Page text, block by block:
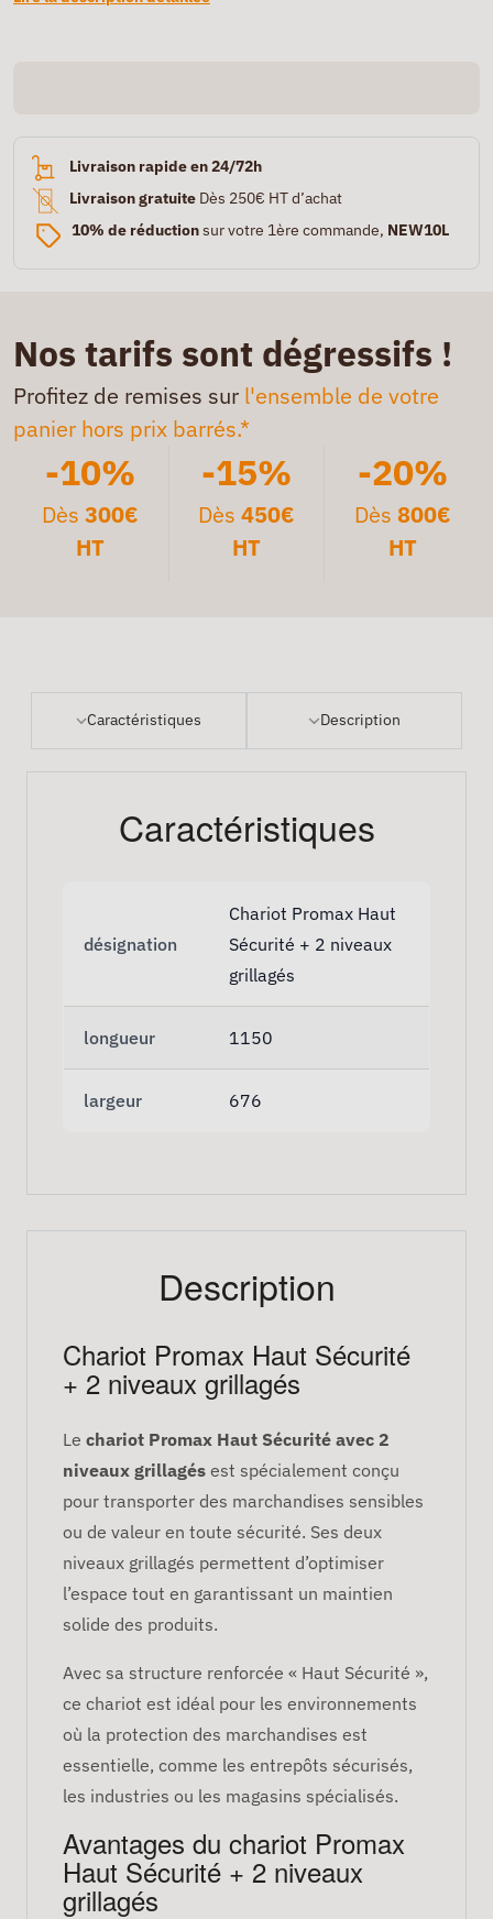
Livraison rapide en 24/72h
Livraison gratuite Dès 250€ HT d’achat
10% de réductionsur votre 1ère commande, NEW10L
Nos tarifs sont dégressifs !
Profitez de remises sur l'ensemble de votre
panier hors prix barrés.*
-10%
Dès300€
HT
-15%
Dès 450€
HT
-20%
Dès 800€
HT
Caractéristiques Description
Caractéristiques
désignation
Chariot Promax Haut
Sécurité + 2 niveaux
grillagés
longueur 1150
largeur 676
Description
Chariot Promax Haut Sécurité
+ 2 niveaux grillagés
Le chariot Promax Haut Sécurité avec 2
niveaux grillagés est spécialement conçu
pour transporter des marchandises sensibles
ou de valeur en toute sécurité. Ses deux
niveaux grillagés permettent d’optimiser
l’espace tout en garantissant un maintien
solide des produits.
Avec sa structure renforcée « Haut Sécurité »,
ce chariot est idéal pour les environnements
où la protection des marchandises est
essentielle, comme les entrepôts sécurisés,
les industries ou les magasins spécialisés.
Avantages du chariot Promax
Haut Sécurité + 2 niveaux
grillagés